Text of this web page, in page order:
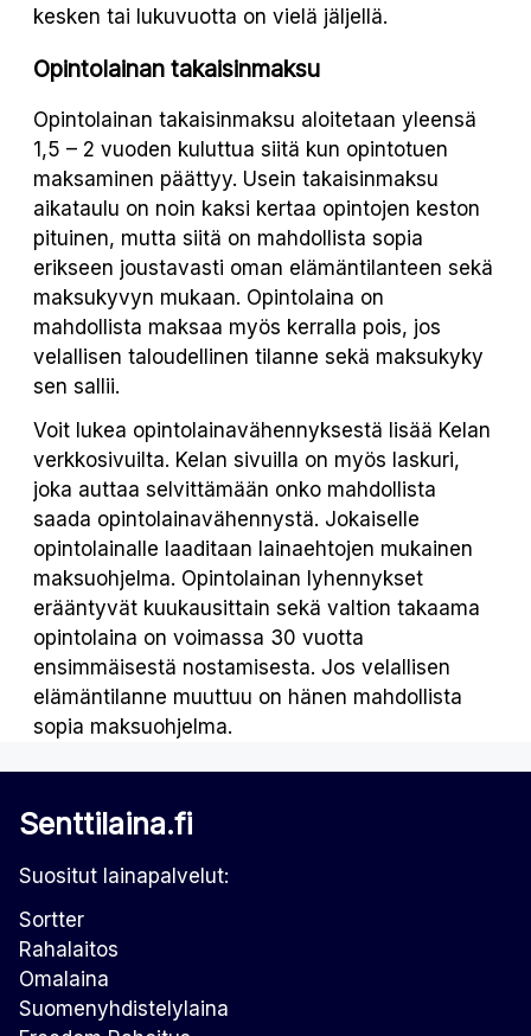
kesken tai lukuvuotta on vielä jäljellä.
Opintolainan takaisinmaksu
Opintolainan takaisinmaksu aloitetaan yleensä
1,5 – 2 vuoden kuluttua siitä kun opintotuen
maksaminen päättyy. Usein takaisinmaksu
aikataulu on noin kaksi kertaa opintojen keston
pituinen, mutta siitä on mahdollista sopia
erikseen joustavasti oman elämäntilanteen sekä
maksukyvyn mukaan. Opintolaina on
mahdollista maksaa myös kerralla pois, jos
velallisen taloudellinen tilanne sekä maksukyky
sen sallii.
Voit lukea opintolainavähennyksestä lisää Kelan
verkkosivuilta. Kelan sivuilla on myös laskuri,
joka auttaa selvittämään onko mahdollista
saada opintolainavähennystä. Jokaiselle
opintolainalle laaditaan lainaehtojen mukainen
maksuohjelma. Opintolainan lyhennykset
erääntyvät kuukausittain sekä valtion takaama
opintolaina on voimassa 30 vuotta
ensimmäisestä nostamisesta. Jos velallisen
elämäntilanne muuttuu on hänen mahdollista
sopia maksuohjelma.
Senttilaina.fi
Suositut lainapalvelut:
Sortter
Rahalaitos
Omalaina
Suomenyhdistelylaina